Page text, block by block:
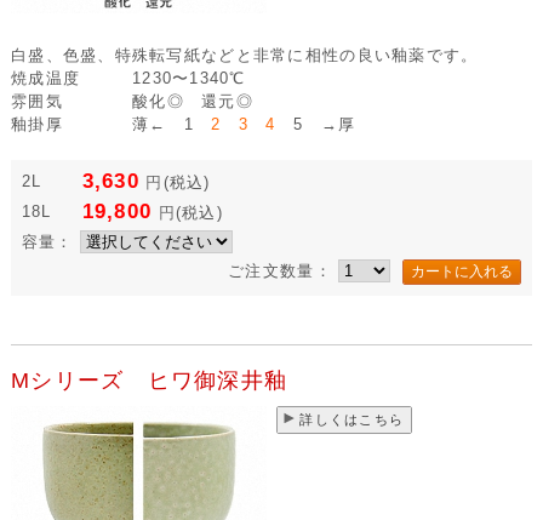
白盛、色盛、特殊転写紙などと非常に相性の良い釉薬です。
焼成温度
1230〜1340℃
雰囲気
酸化◎ 還元◎
釉掛厚
薄← 1 2 3 4 5 →厚
2L 3,630 円 (税込)
18L
19,800 円 (税込)
容量：
ご注文数量：
Mシリーズ ヒワ御深井釉
詳しくはこちら